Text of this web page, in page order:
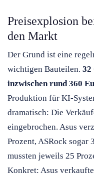
Preisexplosion
den Markt
Der Grund ist eine
wichtigen Bauteilen. 32
inzwischen rund 360
Produktion für KI-
dramatisch: Die
eingebrochen. Asus
Prozent, ASRock sogar
mussten jeweils 25
Konkret: Asus